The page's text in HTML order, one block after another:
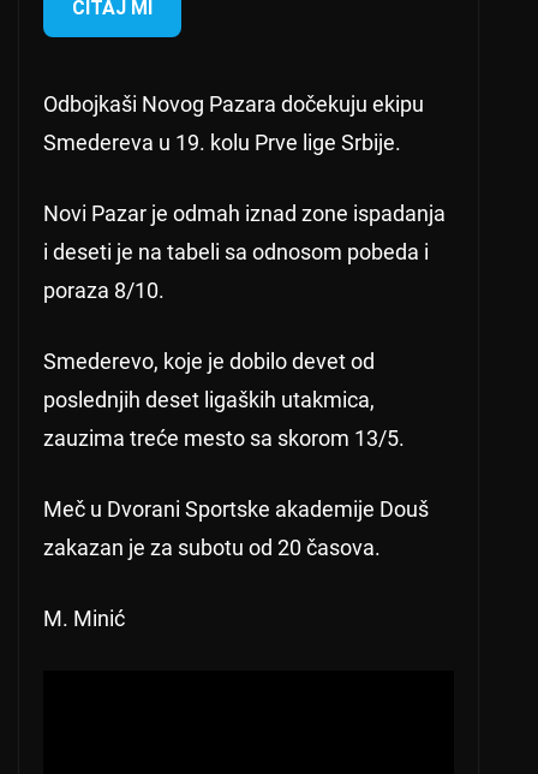
ČITAJ MI
Odbojkaši Novog Pazara dočekuju ekipu
Smedereva u 19. kolu Prve lige Srbije.
Novi Pazar je odmah iznad zone ispadanja
i deseti je na tabeli sa odnosom pobeda i
poraza 8/10.
Smederevo, koje je dobilo devet od
poslednjih deset ligaških utakmica,
zauzima treće mesto sa skorom 13/5.
Meč u Dvorani Sportske akademije Douš
zakazan je za subotu od 20 časova.
M. Minić